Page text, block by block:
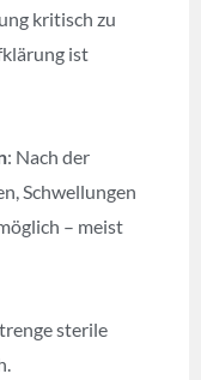
kritisch zu
ist
: Nach der
Schwellungen
– meist
sterile